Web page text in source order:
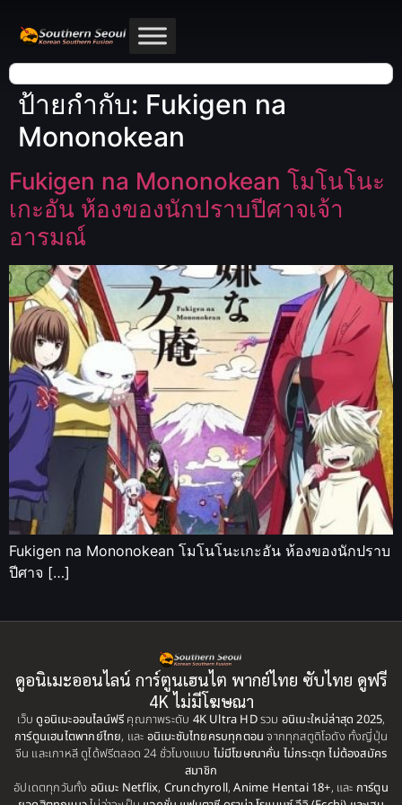
ป้ายกำกับ: Fukigen na
Mononokean
Fukigen na Mononokean โมโนโนะ
เกะอัน ห้องของนักปราบปีศาจเจ้า
อารมณ์
Fukigen na Mononokean โมโนโนะเกะอัน ห้องของนักปราบ
ปีศาจ […]
ดูอนิเมะออนไลน์ การ์ตูนเฮนไต พากย์ไทย ซับไทย ดูฟรี
4K ไม่มีโฆษณา
เว็บดูอนิเมะออนไลน์ฟรี คุณภาพระดับ 4K Ultra HDรวม อนิเมะใหม่ล่าสุด 2025,
การ์ตูนเฮนไตพากย์ไทย, และ อนิเมะซับไทยครบทุกตอน จากทุกสตูดิโอดัง ทั้งญี่ปุ่น
จีน และเกาหลี ดูได้ฟรีตลอด 24 ชั่วโมงแบบ ไม่มีโฆษณาคั่น ไม่กระตุก ไม่ต้องสมัคร
สมาชิก
อัปเดตทุกวันทั้ง อนิเมะ Netflix, Crunchyroll,Anime Hentai 18+, และ การ์ตูน